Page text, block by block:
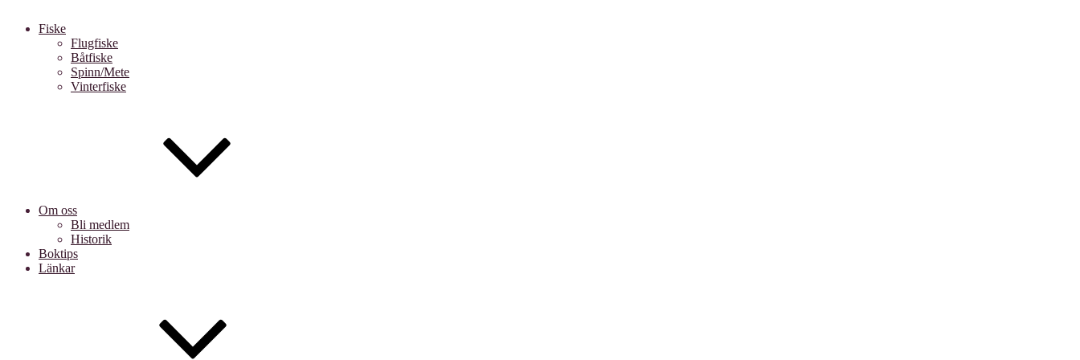
Fiske
Flugfiske
Båtfiske
Spinn/Mete
Vinterfiske
Om oss
Bli medlem
Historik
Boktips
Länkar